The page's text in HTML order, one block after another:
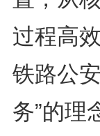
过程高
铁路公
务”的理